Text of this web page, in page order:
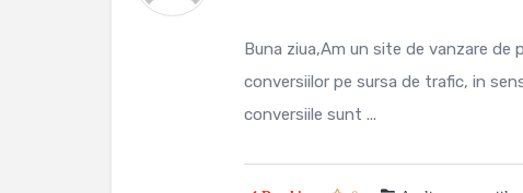
Buna ziua,Am un site de vanzare de
conversiilor pe sursa de trafic, in
conversiile sunt ...